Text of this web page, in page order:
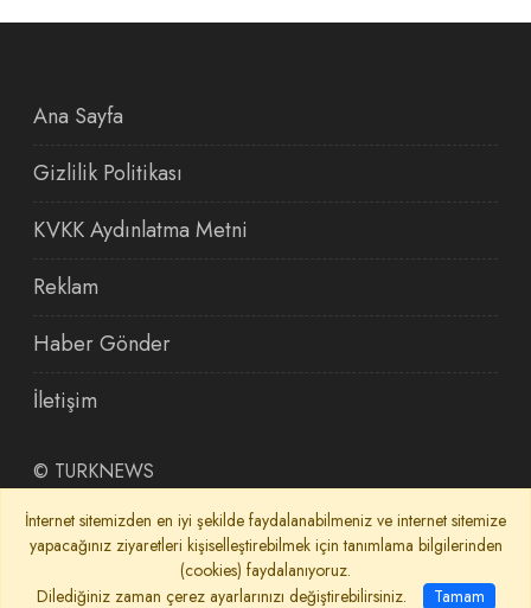
Ana Sayfa
Gizlilik Politikası
KVKK Aydınlatma Metni
Reklam
Haber Gönder
İletişim
© TURKNEWS
İnternet sitemizden en iyi şekilde faydalanabilmeniz ve internet sitemize
yapacağınız ziyaretleri kişiselleştirebilmek için tanımlama bilgilerinden
(cookies) faydalanıyoruz.
Dilediğiniz zaman çerez ayarlarınızı değiştirebilirsiniz.
Tamam